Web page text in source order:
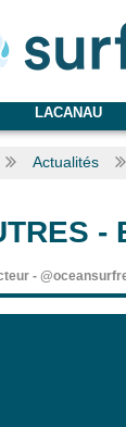
LACANAU
Actualités
-
-